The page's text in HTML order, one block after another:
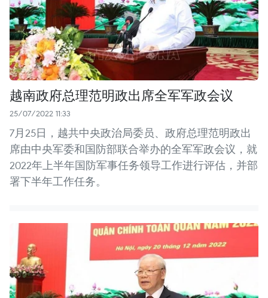
越南政府总理范明政出席全军军政会议
25/07/2022 11:33
7月25日，越共中央政治局委员、政府总理范明政出
席由中央军委和国防部联合举办的全军军政会议，就
2022年上半年国防军事任务领导工作进行评估，并部
署下半年工作任务。